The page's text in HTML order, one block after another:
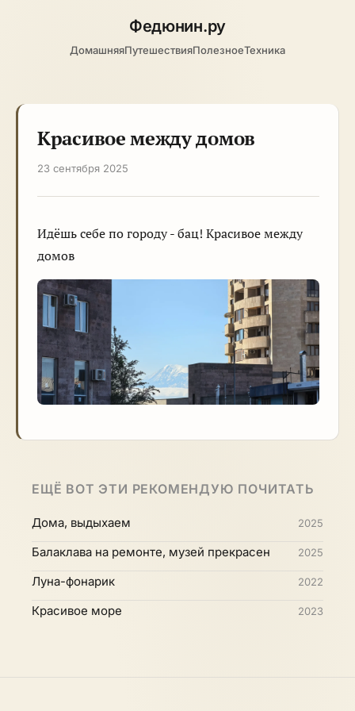
Федюнин.ру
ДомашняяПутешествияПолезноеТехника
Красивое между домов
23 сентября 2025
Идёшь себе по городу - бац! Красивое между
домов
ЕЩЁ ВОТ ЭТИ РЕКОМЕНДУЮ ПОЧИТАТЬ
Дома, выдыхаем 2025
Балаклава на ремонте, музей прекрасен 2025
Луна-фонарик 2022
Красивое море 2023